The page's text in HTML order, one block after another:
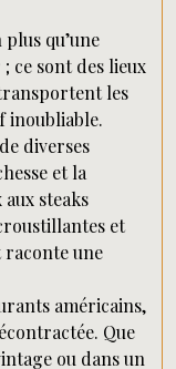
qu’une
ce sont des lieux
les
inoubliable.
diverses
et la
steaks
et
raconte une
américains,
Que
ou dans un